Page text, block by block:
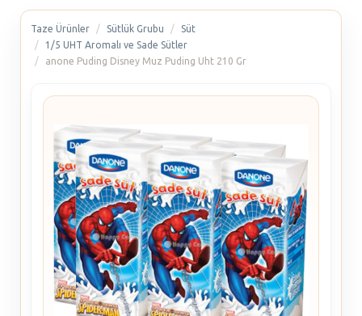
Taze Ürünler Sütlük Grubu
Süt
1/5 UHT Aromalı ve Sade Sütler
anone Puding Disney Muz Puding Uht 210 Gr